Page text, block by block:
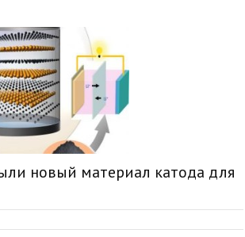
новый материал катода для